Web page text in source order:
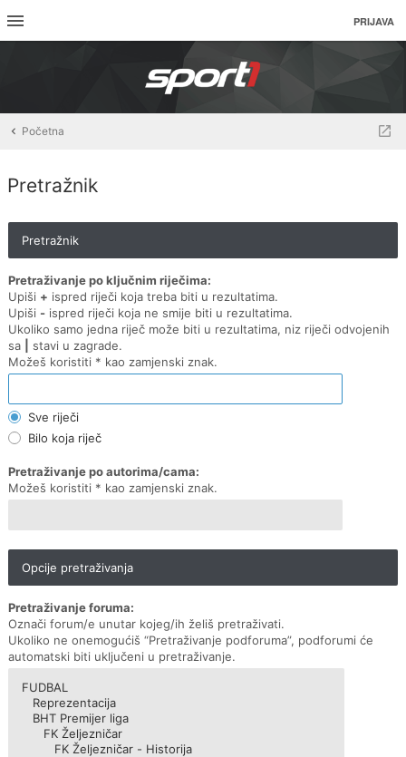
PRIJAVA
Početna
Pretražnik
Pretražnik
Pretraživanje po ključnim riječima:
Upiši + ispred riječi koja treba biti u rezultatima.
Upiši - ispred riječi koja ne smije biti u rezultatima.
Ukoliko samo jedna riječ može biti u rezultatima, niz riječi odvojenih
sa
stavi u zagrade.
Možeš koristiti * kao zamjenski znak.
Sve riječi
Bilo koja riječ
Pretraživanje po autorima/cama:
Možeš koristiti * kao zamjenski znak.
Opcije pretraživanja
Pretraživanje foruma:
Označi forum/e unutar kojeg/ih želiš pretraživati.
Ukoliko ne onemogućiš “Pretraživanje podforuma”, podforumi će
automatski biti uključeni u pretraživanje.